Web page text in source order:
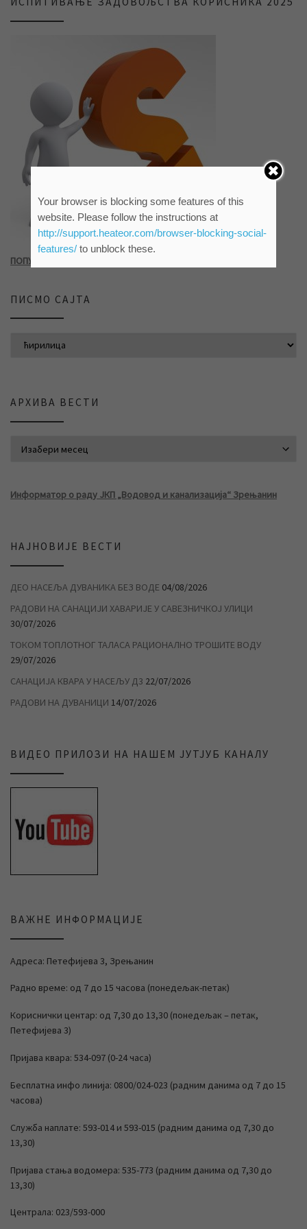
ПОПУНИТЕ УПИТНИК КЛИКОМ НА СЛИКУ ИЛИ ОВАЈ ЛИНК
ПИСМО САЈТА
АРХИВА ВЕСТИ
Информатор о раду ЈКП „Водовод и канализација“ Зрењанин
НАЈНОВИЈЕ ВЕСТИ
ДЕО НАСЕЉА ДУВАНИКА БЕЗ ВОДЕ 04/08/2026
РАДОВИ НА САНАЦИЈИ ХАВАРИЈЕ У САВЕЗНИЧКОЈ УЛИЦИ
30/07/2026
ТОКОМ ТОПЛОТНОГ ТАЛАСА РАЦИОНАЛНО ТРОШИТЕ ВОДУ
29/07/2026
САНАЦИЈА КВАРА У НАСЕЉУ Д3 22/07/2026
РАДОВИ НА ДУВАНИЦИ 14/07/2026
ВИДЕО ПРИЛОЗИ НА НАШЕМ ЈУТЈУБ КАНАЛУ
ВАЖНЕ ИНФОРМАЦИЈЕ
Адреса: Петефијева 3, Зрењанин
Радно време: од 7 до 15 часова (понедељак-петак)
Кориснички центар: од 7,30 до 13,30 (понедељак – петак,
Петефијева 3)
Пријава квара: 534-097 (0-24 часа)
Бесплатна инфо линија: 0800/024-023 (радним данима од 7 до 15
часова)
Служба наплате: 593-014 и 593-015 (радним данима од 7,30 до
13,30)
Пријава стања водомера: 535-773 (радним данима од 7,30 до
13,30)
Централа: 023/593-000
Your browser is blocking some features of this
website. Please follow the instructions at
http://support.heateor.com/browser-blocking-social-
features/to unblock these.